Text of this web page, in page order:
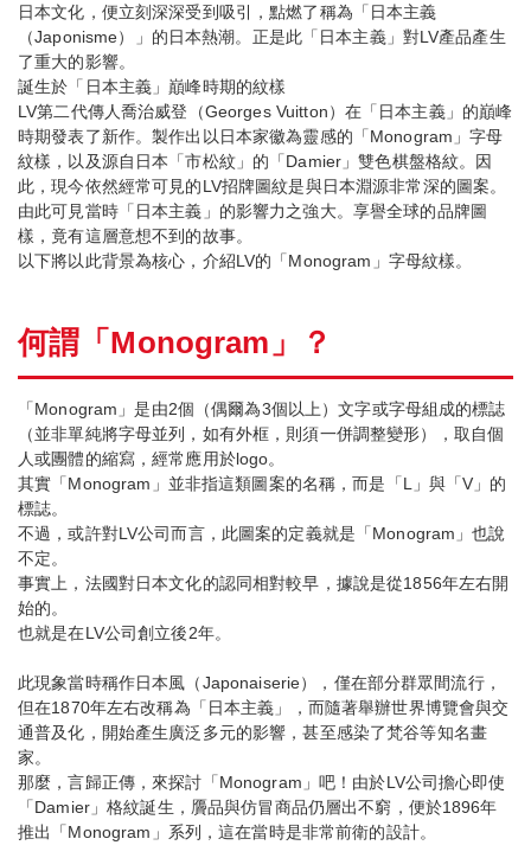
日本文化，便立刻深深受到吸引，點燃了稱為「日本主義
（Japonisme）」的日本熱潮。正是此「日本主義」對LV產品產生
了重大的影響。
誕生於「日本主義」巔峰時期的紋樣
LV第二代傳人喬治威登（Georges Vuitton）在「日本主義」的巔峰
時期發表了新作。製作出以日本家徽為靈感的「Monogram」字母
紋樣，以及源自日本「市松紋」的「Damier」雙色棋盤格紋。因
此，現今依然經常可見的LV招牌圖紋是與日本淵源非常深的圖案。
由此可見當時「日本主義」的影響力之強大。享譽全球的品牌圖
樣，竟有這層意想不到的故事。
以下將以此背景為核心，介紹LV的「Monogram」字母紋樣。
何謂「Monogram」？
「Monogram」是由2個（偶爾為3個以上）文字或字母組成的標誌
（並非單純將字母並列，如有外框，則須一併調整變形），取自個
人或團體的縮寫，經常應用於logo。
其實「Monogram」並非指這類圖案的名稱，而是「L」與「V」的
標誌。
不過，或許對LV公司而言，此圖案的定義就是「Monogram」也說
不定。
事實上，法國對日本文化的認同相對較早，據說是從1856年左右開
始的。
也就是在LV公司創立後2年。
此現象當時稱作日本風（Japonaiserie），僅在部分群眾間流行，
但在1870年左右改稱為「日本主義」，而隨著舉辦世界博覽會與交
通普及化，開始產生廣泛多元的影響，甚至感染了梵谷等知名畫
家。
那麼，言歸正傳，來探討「Monogram」吧！由於LV公司擔心即使
「Damier」格紋誕生，贗品與仿冒商品仍層出不窮，便於1896年
推出「Monogram」系列，這在當時是非常前衛的設計。